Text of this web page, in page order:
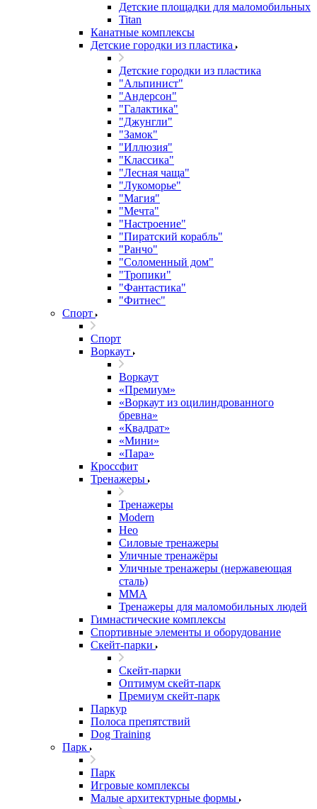
Детские площадки для маломобильных
Titan
Канатные комплексы
Детские городки из пластика
Детские городки из пластика
"Альпинист"
"Андерсон"
"Галактика"
"Джунгли"
"Замок"
"Иллюзия"
"Классика"
"Лесная чаща"
"Лукоморье"
"Магия"
"Мечта"
"Настроение"
"Пиратский корабль"
"Ранчо"
"Соломенный дом"
"Тропики"
"Фантастика"
"Фитнес"
Спорт
Спорт
Воркаут
Воркаут
«Премиум»
«Воркаут из оцилиндрованного
бревна»
«Квадрат»
«Мини»
«Пара»
Кроссфит
Тренажеры
Тренажеры
Modern
Нео
Силовые тренажеры
Уличные тренажёры
Уличные тренажеры (нержавеющая
сталь)
ММА
Тренажеры для маломобильных людей
Гимнастические комплексы
Спортивные элементы и оборудование
Скейт-парки
Скейт-парки
Оптимум скейт-парк
Премиум скейт-парк
Паркур
Полоса препятствий
Dog Training
Парк
Парк
Игровые комплексы
Малые архитектурные формы